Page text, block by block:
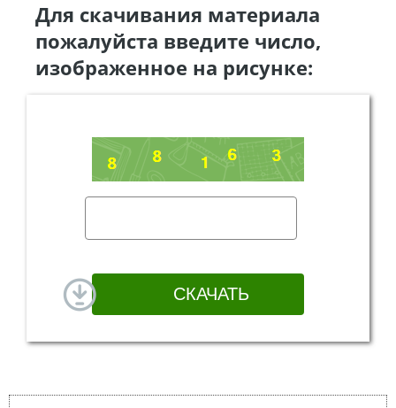
Для скачивания материала
пожалуйста введите число,
изображенное на рисунке: